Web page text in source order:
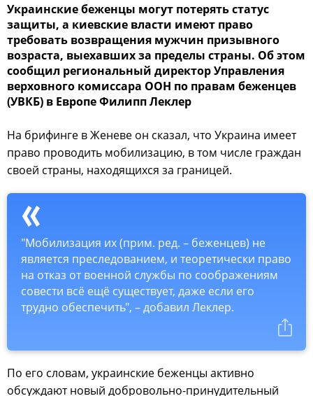
Украинские беженцы могут потерять статус
защиты, а киевские власти имеют право
требовать возвращения мужчин призывного
возраста, выехавших за пределы страны. Об этом
сообщил региональный директор Управления
верховного комиссара ООН по правам беженцев
(УВКБ) в Европе Филипп Леклер
На брифинге в Женеве он сказал, что Украина имеет
право проводить мобилизацию, в том числе граждан
своей страны, находящихся за границей.
"Мобилизация их (прим. ред. – беженцев) не
является преследованием, и теоретически право
на отказ от военной службы по соображениям
совести всё ещё существует, даже если его
трудно обеспечить", – добавил Леклер.
По его словам, украинские беженцы активно
обсуждают новый добровольно-принудительный